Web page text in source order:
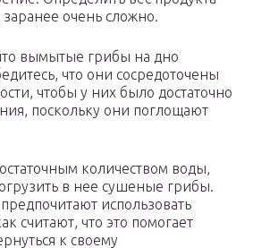
очень сложно.
вымытые грибы на дно
что они сосредоточены
чтобы у них было достаточно
поскольку они поглощают
количеством воды,
в нее сушеные грибы.
использовать
считают, что это помогает
к своему